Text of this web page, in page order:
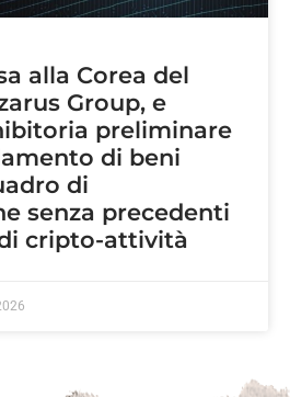
alla Corea del
Group, e
preliminare
di beni
di
senza precedenti
cripto-attività